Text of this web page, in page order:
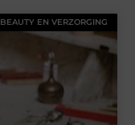
BEAUTY EN VERZORGING